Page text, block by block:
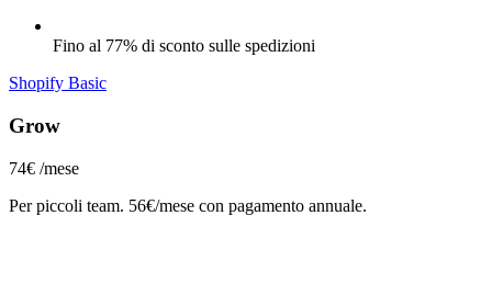
Fino al 77% di sconto sulle spedizioni
Shopify Basic
Grow
74€ /mese
Per piccoli team. 56€/mese con pagamento annuale.